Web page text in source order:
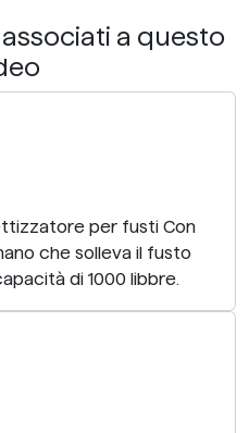
a questo
per fusti Con
che solleva il fusto
di 1000 libbre.